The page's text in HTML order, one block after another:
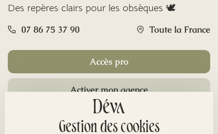
Des repères clairs pour les obsèques 🕊️
07 86 75 37 90 Toute la France
Accès pro
Activer mon agence
Gestion des cookies